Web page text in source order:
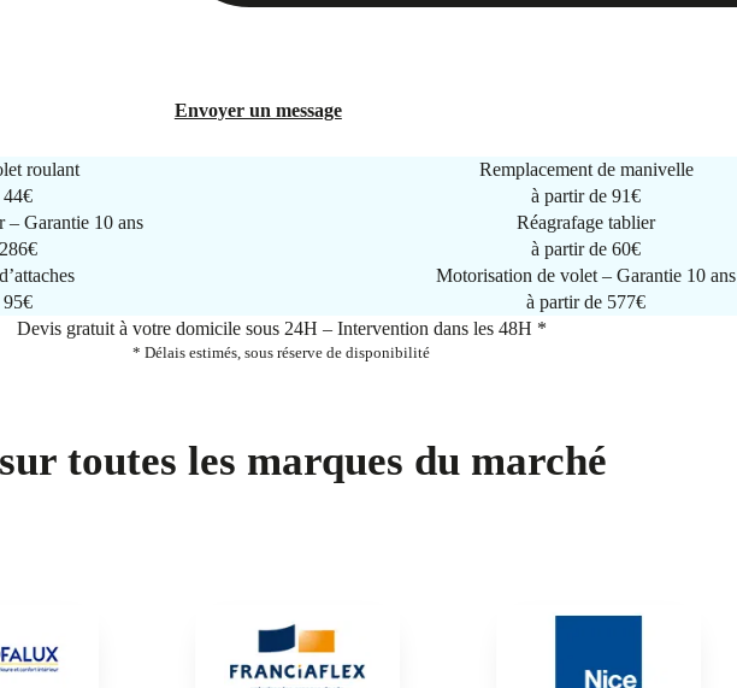
Envoyer un message
roulant
44€
Remplacement de manivelle
à partir de91€
– Garantie 10 ans
Réagrafage tablier
à partir de60€
95€
Motorisation de volet – Garantie 10 ans
à partir de 577€
Devis gratuit à votre domicile sous 24H – Intervention dans les 48H *
* Délais estimés, sous réserve de disponibilité
toutes les marques du marché